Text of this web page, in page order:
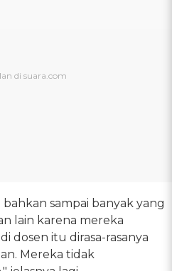
sampai banyak yang
lain karena mereka
dosen itu dirasa-rasanya
Mereka tidak